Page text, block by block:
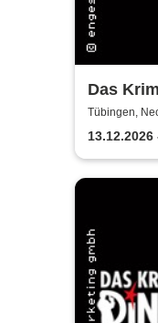
Das
raus
Tübingen,
13.12.2026